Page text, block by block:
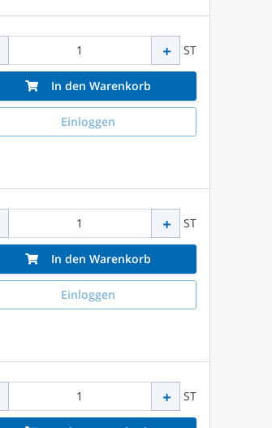
ST
In den Warenkorb
Einloggen
ST
In den Warenkorb
Einloggen
ST